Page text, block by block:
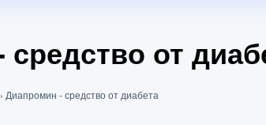
от
› Диапромин - средство от диабета